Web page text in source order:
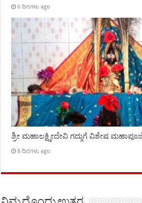
6 ದಿನಗಳು ago
ಶ್ರೀ ಮಹಾಲಕ್ಷ್ಮೀದೇವಿ ಗದ್ಗುಗೆ ವಿಶೇಷ
6 ದಿನಗಳು ago